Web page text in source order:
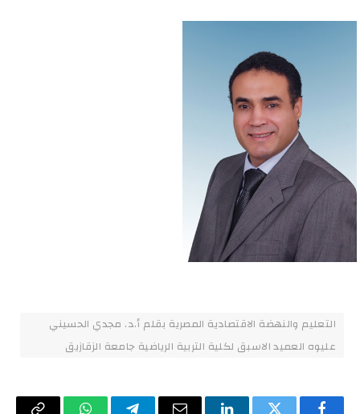
التعليم والنهضة الاقتصادية المصرية بقلم أ.د. مجدي الحسيني
عليوه العميد الاسبق لكلية التربية الرياضية جامعة الزقازيق